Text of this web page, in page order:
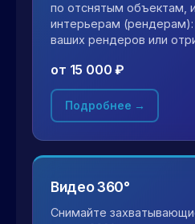
по отснятым объектам,
интерьерам
ваших рендеров или
от 15 000 ₽
Подробнее →
Видео 360°
Снимайте